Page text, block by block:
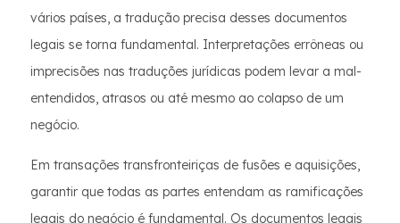
vários países, a tradução precisa desses documentos
legais se torna fundamental. Interpretações errôneas ou
imprecisões nas traduções jurídicas podem levar a mal-
entendidos, atrasos ou até mesmo ao colapso de um
negócio.
Em transações transfronteiriças de fusões e aquisições,
garantir que todas as partes entendam as ramificações
legais do negócio é fundamental. Os documentos legais